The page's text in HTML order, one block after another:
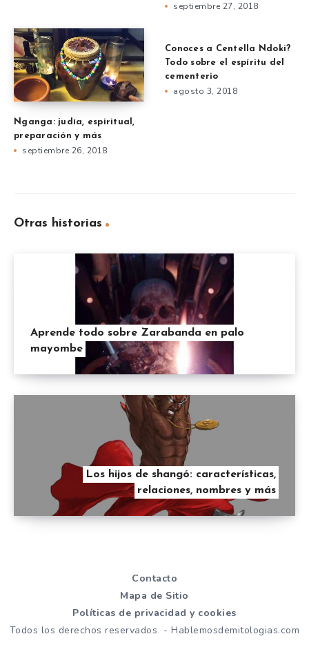
septiembre 27, 2018
Nganga: judía, espiritual,
preparación y más
septiembre 26, 2018
Conoces a Centella Ndoki?
Todo sobre el espíritu del
cementerio
agosto 3, 2018
Otras historias
Aprende todo sobre Zarabanda en palo
mayombe
Los hijos de shangó: características,
relaciones, nombres y más
Contacto
Mapa de Sitio
Políticas de privacidad y cookies
Todos los derechos reservados - Hablemosdemitologias.com